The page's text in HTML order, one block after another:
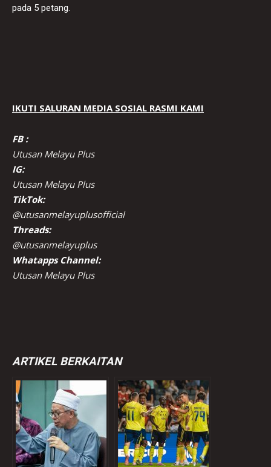
pada 5 petang.
IKUTI SALURAN MEDIA SOSIAL RASMI KAMI
FB :
Utusan Melayu Plus
IG:
Utusan Melayu Plus
TikTok:
@utusanmelayuplusofficial
Threads:
@utusanmelayuplus
Whatapps Channel:
Utusan Melayu Plus
ARTIKEL BERKAITAN